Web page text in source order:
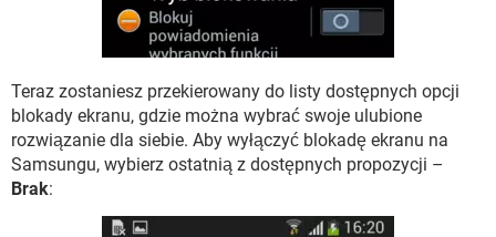
Teraz zostaniesz przekierowany do listy dostępnych opcji
blokady ekranu, gdzie można wybrać swoje ulubione
rozwiązanie dla siebie. Aby wyłączyć blokadę ekranu na
Samsungu, wybierz ostatnią z dostępnych propozycji –
Brak: